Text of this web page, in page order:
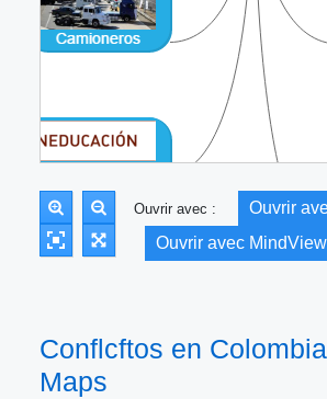
Ouvrir avec :
Ouvrir
Ouvrir avec
Conflcftos en
Maps